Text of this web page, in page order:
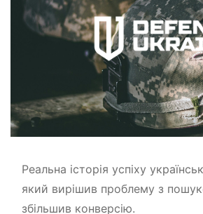
Реальна історія успіху
який вирішив проблему з
збільшив конверсію.